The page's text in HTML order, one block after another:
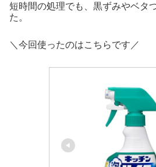
短時間の処理でも、黒ずみやベタ
た。
＼今回使ったのはこちらです／